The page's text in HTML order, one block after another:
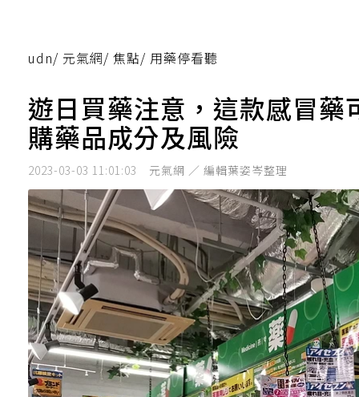
udn/ 元氣網/ 焦點/ 用藥停看聽
遊日買藥注意，這款感冒
購藥品成分及風險
2023-03-03 11:01:03 元氣網 ／ 編輯葉姿岑整理